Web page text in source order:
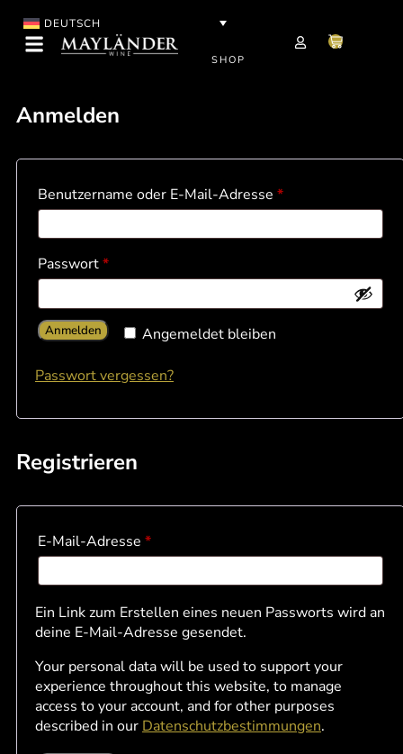
DEUTSCH
SHOP
Anmelden
Benutzername oder E-Mail-Adresse *
Passwort*
Angemeldet bleiben
Anmelden
Passwort vergessen?
Registrieren
E-Mail-Adresse *
Ein Link zum Erstellen eines neuen Passworts wird an
deine E-Mail-Adresse gesendet.
Your personal data will be used to support your
experience throughout this website, to manage
access to your account, and for other purposes
described in our Datenschutzbestimmungen.